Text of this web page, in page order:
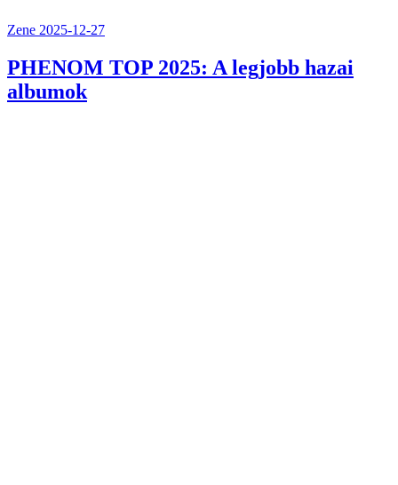
Zene 2025-12-27
PHENOM TOP 2025: A legjobb hazai
albumok